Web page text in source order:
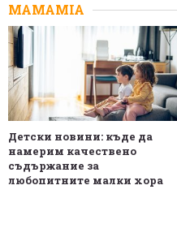
MAMAMIA
Детски новини: къде да
намерим качествено
съдържание за
любопитните малки хора